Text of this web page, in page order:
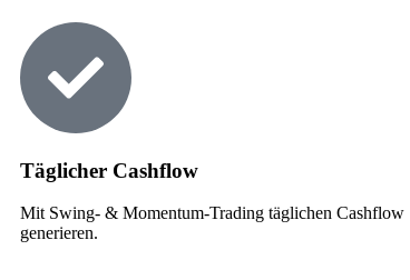
Täglicher Cashflow
Mit Swing- & Momentum-Trading täglichen Cashflow
generieren.